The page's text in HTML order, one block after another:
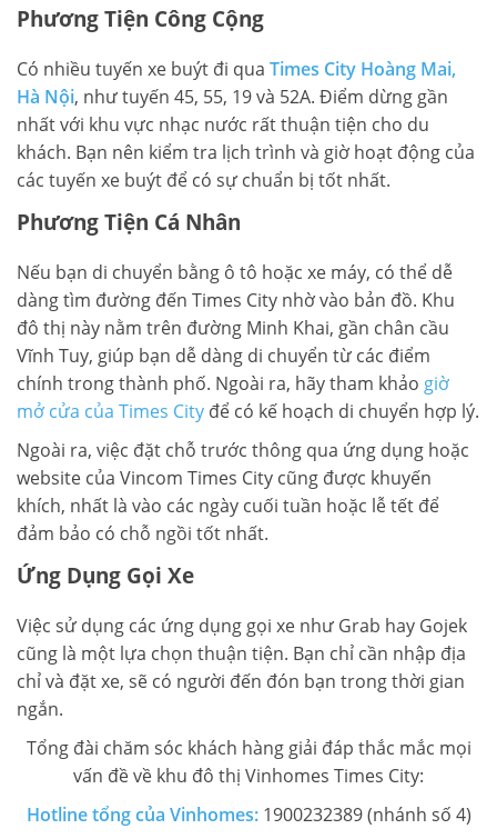
Phương Tiện Công Cộng
Có nhiều tuyến xe buýt đi qua Times City Hoàng Mai,
Hà Nội, như tuyến 45, 55, 19 và 52A. Điểm dừng gần
nhất với khu vực nhạc nước rất thuận tiện cho du
khách. Bạn nên kiểm tra lịch trình và giờ hoạt động của
các tuyến xe buýt để có sự chuẩn bị tốt nhất.
Phương Tiện Cá Nhân
Nếu bạn di chuyển bằng ô tô hoặc xe máy, có thể dễ
dàng tìm đường đến Times City nhờ vào bản đồ. Khu
đô thị này nằm trên đường Minh Khai, gần chân cầu
Vĩnh Tuy, giúp bạn dễ dàng di chuyển từ các điểm
chính trong thành phố. Ngoài ra, hãy tham khảo giờ
mở cửa của Times City để có kế hoạch di chuyển hợp lý.
Ngoài ra, việc đặt chỗ trước thông qua ứng dụng hoặc
website của Vincom Times City cũng được khuyến
khích, nhất là vào các ngày cuối tuần hoặc lễ tết để
đảm bảo có chỗ ngồi tốt nhất.
Ứng Dụng Gọi Xe
Việc sử dụng các ứng dụng gọi xe như Grab hay Gojek
cũng là một lựa chọn thuận tiện. Bạn chỉ cần nhập địa
chỉ và đặt xe, sẽ có người đến đón bạn trong thời gian
ngắn.
Tổng đài chăm sóc khách hàng giải đáp thắc mắc mọi
vấn đề về khu đô thị Vinhomes Times City:
Hotline tổng của Vinhomes:1900232389 (nhánh số 4)